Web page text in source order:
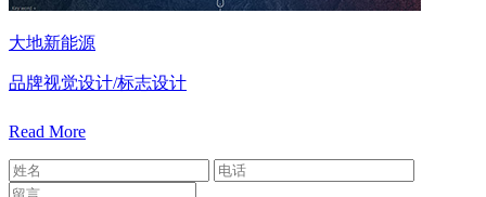
大地新能源
品牌视觉设计/标志设计
Read More